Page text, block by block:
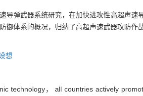
导弹武器系统研究，在加快进攻性高超声
御体系的概况，归纳了高超声速武器攻防
想
technology， all countries actively